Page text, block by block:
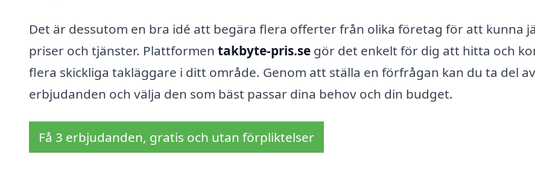
Det är dessutom en bra idé att begära flera offerter från olika företag för att kunna
priser och tjänster. Plattformen takbyte-pris.se gör det enkelt för dig att hitta och
flera skickliga takläggare i ditt område. Genom att ställa en förfrågan kan du ta del
erbjudanden och välja den som bäst passar dina behov och din budget.
Få 3 erbjudanden, gratis och utan förpliktelser